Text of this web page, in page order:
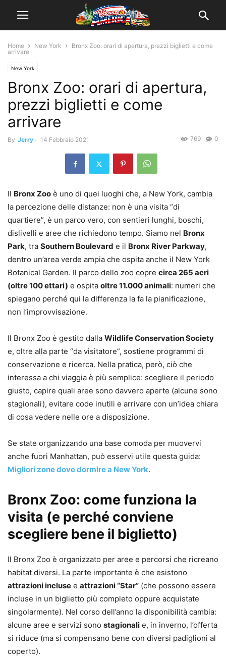
Home New York
Bronx Zoo: orari di apertura, prezzi biglietti e come
arrivare
New York
Bronx Zoo: orari di apertura,
prezzi biglietti e come
arrivare
By Jerry - 14 Febbraio 2021 0
769
Il Bronx Zoo è uno di quei luoghi che, a New York, cambia
la percezione delle distanze: non è una visita “di
quartiere”, è un parco vero, con sentieri lunghi, boschi,
dislivelli e aree che richiedono tempo. Siamo nel Bronx
Park, tra Southern Boulevard e il Bronx River Parkway,
dentro un’area verde ampia che ospita anche il New York
Botanical Garden. Il parco dello zoo copre circa 265 acri
(oltre 100 ettari) e ospita oltre 11.000 animali: numeri che
spiegano perché qui la differenza la fa la pianificazione,
non l’improvvisazione.
Il Bronx Zoo è gestito dalla Wildlife Conservation Society
e, oltre alla parte “da visitatore”, sostiene programmi di
conservazione e ricerca. Nella pratica, però, ciò che
interessa a chi viaggia è più semplice: scegliere il periodo
giusto, capire quali aree sono davvero aperte (alcune sono
stagionali), evitare code inutili e arrivare con un’idea chiara
di cosa vedere nelle ore a disposizione.
Se state organizzando una base comoda per muovervi
anche fuori Manhattan, può esservi utile questa guida:
Migliori zone dove dormire a New York.
Bronx Zoo: come funziona la
visita (e perché conviene
scegliere bene il biglietto)
Il Bronx Zoo è organizzato per aree e percorsi che ricreano
habitat diversi. La parte importante è che esistono
attrazioni incluse e attrazioni “Star” (che possono essere
incluse in un biglietto più completo oppure acquistate
singolarmente). Nel corso dell’anno la disponibilità cambia:
alcune aree e servizi sono stagionali e, in inverno, l’offerta
si riduce (ma si compensano bene con diversi padiglioni al
coperto).